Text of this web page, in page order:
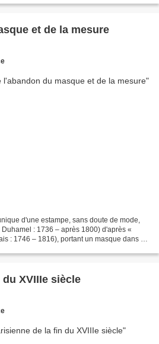
et de la mesure
d'une estampe, sans doute de mode,
: 1736 – après 1800) d'après «
: 1746 – 1816), portant un masque dans sa
XVIIIe siècle